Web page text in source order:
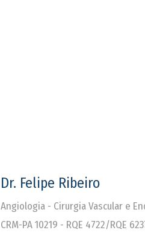
Dr. Felipe Ribeiro
Angiologia - Cirurgia Vascular e
CRM-PA 10219 - RQE 4722/RQE